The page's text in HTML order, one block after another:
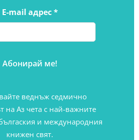
E-mail адрес*
веднъж седмично
на Аз чета с най-важните
и международния
книжен свят.